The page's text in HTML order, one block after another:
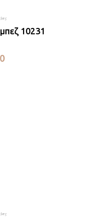
10231